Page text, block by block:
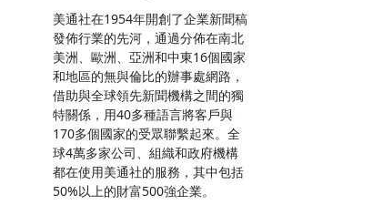
美通社在1954年開創了企業新聞稿
發佈行業的先河，通過分佈在南北
美洲、歐洲、亞洲和中東16個國家
和地區的無與倫比的辦事處網路，
借助與全球領先新聞機構之間的獨
特關係，用40多種語言將客戶與
170多個國家的受眾聯繫起來。全
球4萬多家公司、組織和政府機構
都在使用美通社的服務，其中包括
50%以上的財富500強企業。